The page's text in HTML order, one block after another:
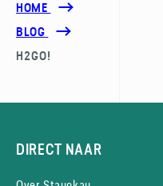
HOME
BLOG
H2GO!
DIRECT NAAR